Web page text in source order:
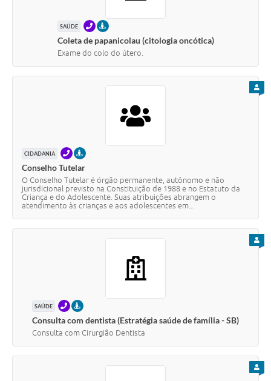
SAÚDE TELEFONEPRESENCIAL
Coleta de papanicolau (citologia oncótica)
Exame do colo do útero.
CIDADANIA TELEFONEPRESENCIAL
Conselho Tutelar
O Conselho Tutelar é órgão permanente, autônomo e não
jurisdicional previsto na Constituição de 1988 e no Estatuto da
Criança e do Adolescente. Suas atribuições abrangem o
atendimento às crianças e aos adolescentes em...
SAÚDE TELEFONEPRESENCIAL
Consulta com dentista (Estratégia saúde de família - SB)
Consulta com Cirurgião Dentista